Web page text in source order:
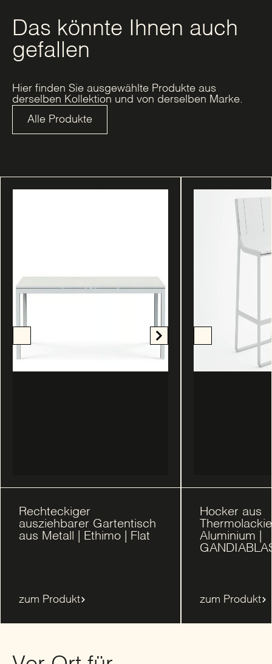
Das könnte Ihnen auch
gefallen
Hier finden Sie ausgewählte Produkte aus
derselben Kollektion und von derselben Marke.
Alle Produkte
Rechteckiger
ausziehbarer Gartentisch
aus Metall | Ethimo | Flat
zum Produkt
Hocker aus
Aluminium |
zum Produkt